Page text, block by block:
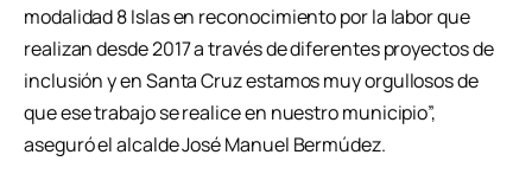
modalidad 8 Islas en reconocimiento por la labor que
realizan desde 2017 a través de diferentes proyectos de
inclusión y en Santa Cruz estamos muy orgullosos de
que ese trabajo se realice en nuestro municipio”,
aseguró el alcalde José Manuel Bermúdez.